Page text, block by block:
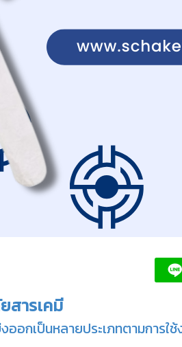
สารเคมี
กเป็นหลายประเภทตามการใช้